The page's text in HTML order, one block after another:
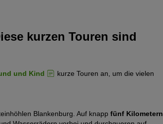
Unterkünften ausklingen lassen.
Regel problemlos begleiten. Es gibt einige
dem eingezäunten
Hundewald in
vom 1. April bis zum 15. Juli: „Leinen
kurzen Touren sind
und Kind
kurze Touren an, um die vielen
Blankenburg. Auf knapp fünf Kilometern